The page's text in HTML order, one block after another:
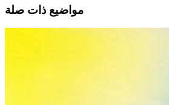
مواضيع ذات صلة